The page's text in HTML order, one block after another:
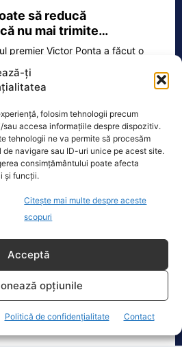
ți
folosim tehnologii precum
accesa informațiile despre dispozitiv.
tehnologii ne va permite să procesăm
navigare sau ID-uri unice pe acest site.
consimțământului poate afecta
și funcții.
Citește mai multe despre aceste
scopuri
Acceptă
opțiunile
Politică de confidențialitate Contact
să reducă
nu mai trimite…
premier Victor Ponta a făcut o
energetică a României. „Ideea
Oprești
campionul mondial care
Paraschiv, primul român care a
un titlu mondial la box
după
[...]